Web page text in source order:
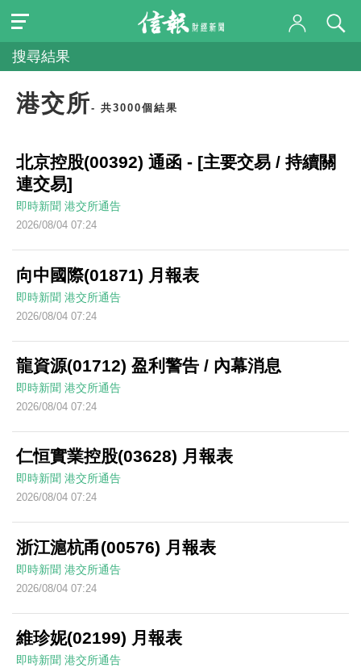
搜尋結果
港交所- 共3000個結果
北京控股(00392) 通函 - [主要交易 / 持續關
連交易]
即時新聞 港交所通告
2026/08/04 07:24
向中國際(01871) 月報表
即時新聞 港交所通告
2026/08/04 07:24
龍資源(01712) 盈利警告 / 內幕消息
即時新聞 港交所通告
2026/08/04 07:24
仁恒實業控股(03628) 月報表
即時新聞 港交所通告
2026/08/04 07:24
浙江滬杭甬(00576) 月報表
即時新聞 港交所通告
2026/08/04 07:24
維珍妮(02199) 月報表
即時新聞 港交所通告